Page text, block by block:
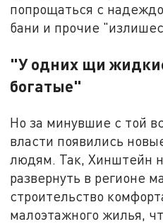
попрощаться с
бани и прочие
"У одних щи
богатые"
Но за минувшие с той
власти появились
людям. Так, Хинштейн
развернуть в регионе
строительство
малоэтажного жилья,